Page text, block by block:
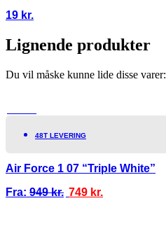
19 kr.
Lignende produkter
Du vil måske kunne lide disse varer:
48T LEVERING
Air Force 1 07 “Triple White”
Fra: 949kr. 749 kr.